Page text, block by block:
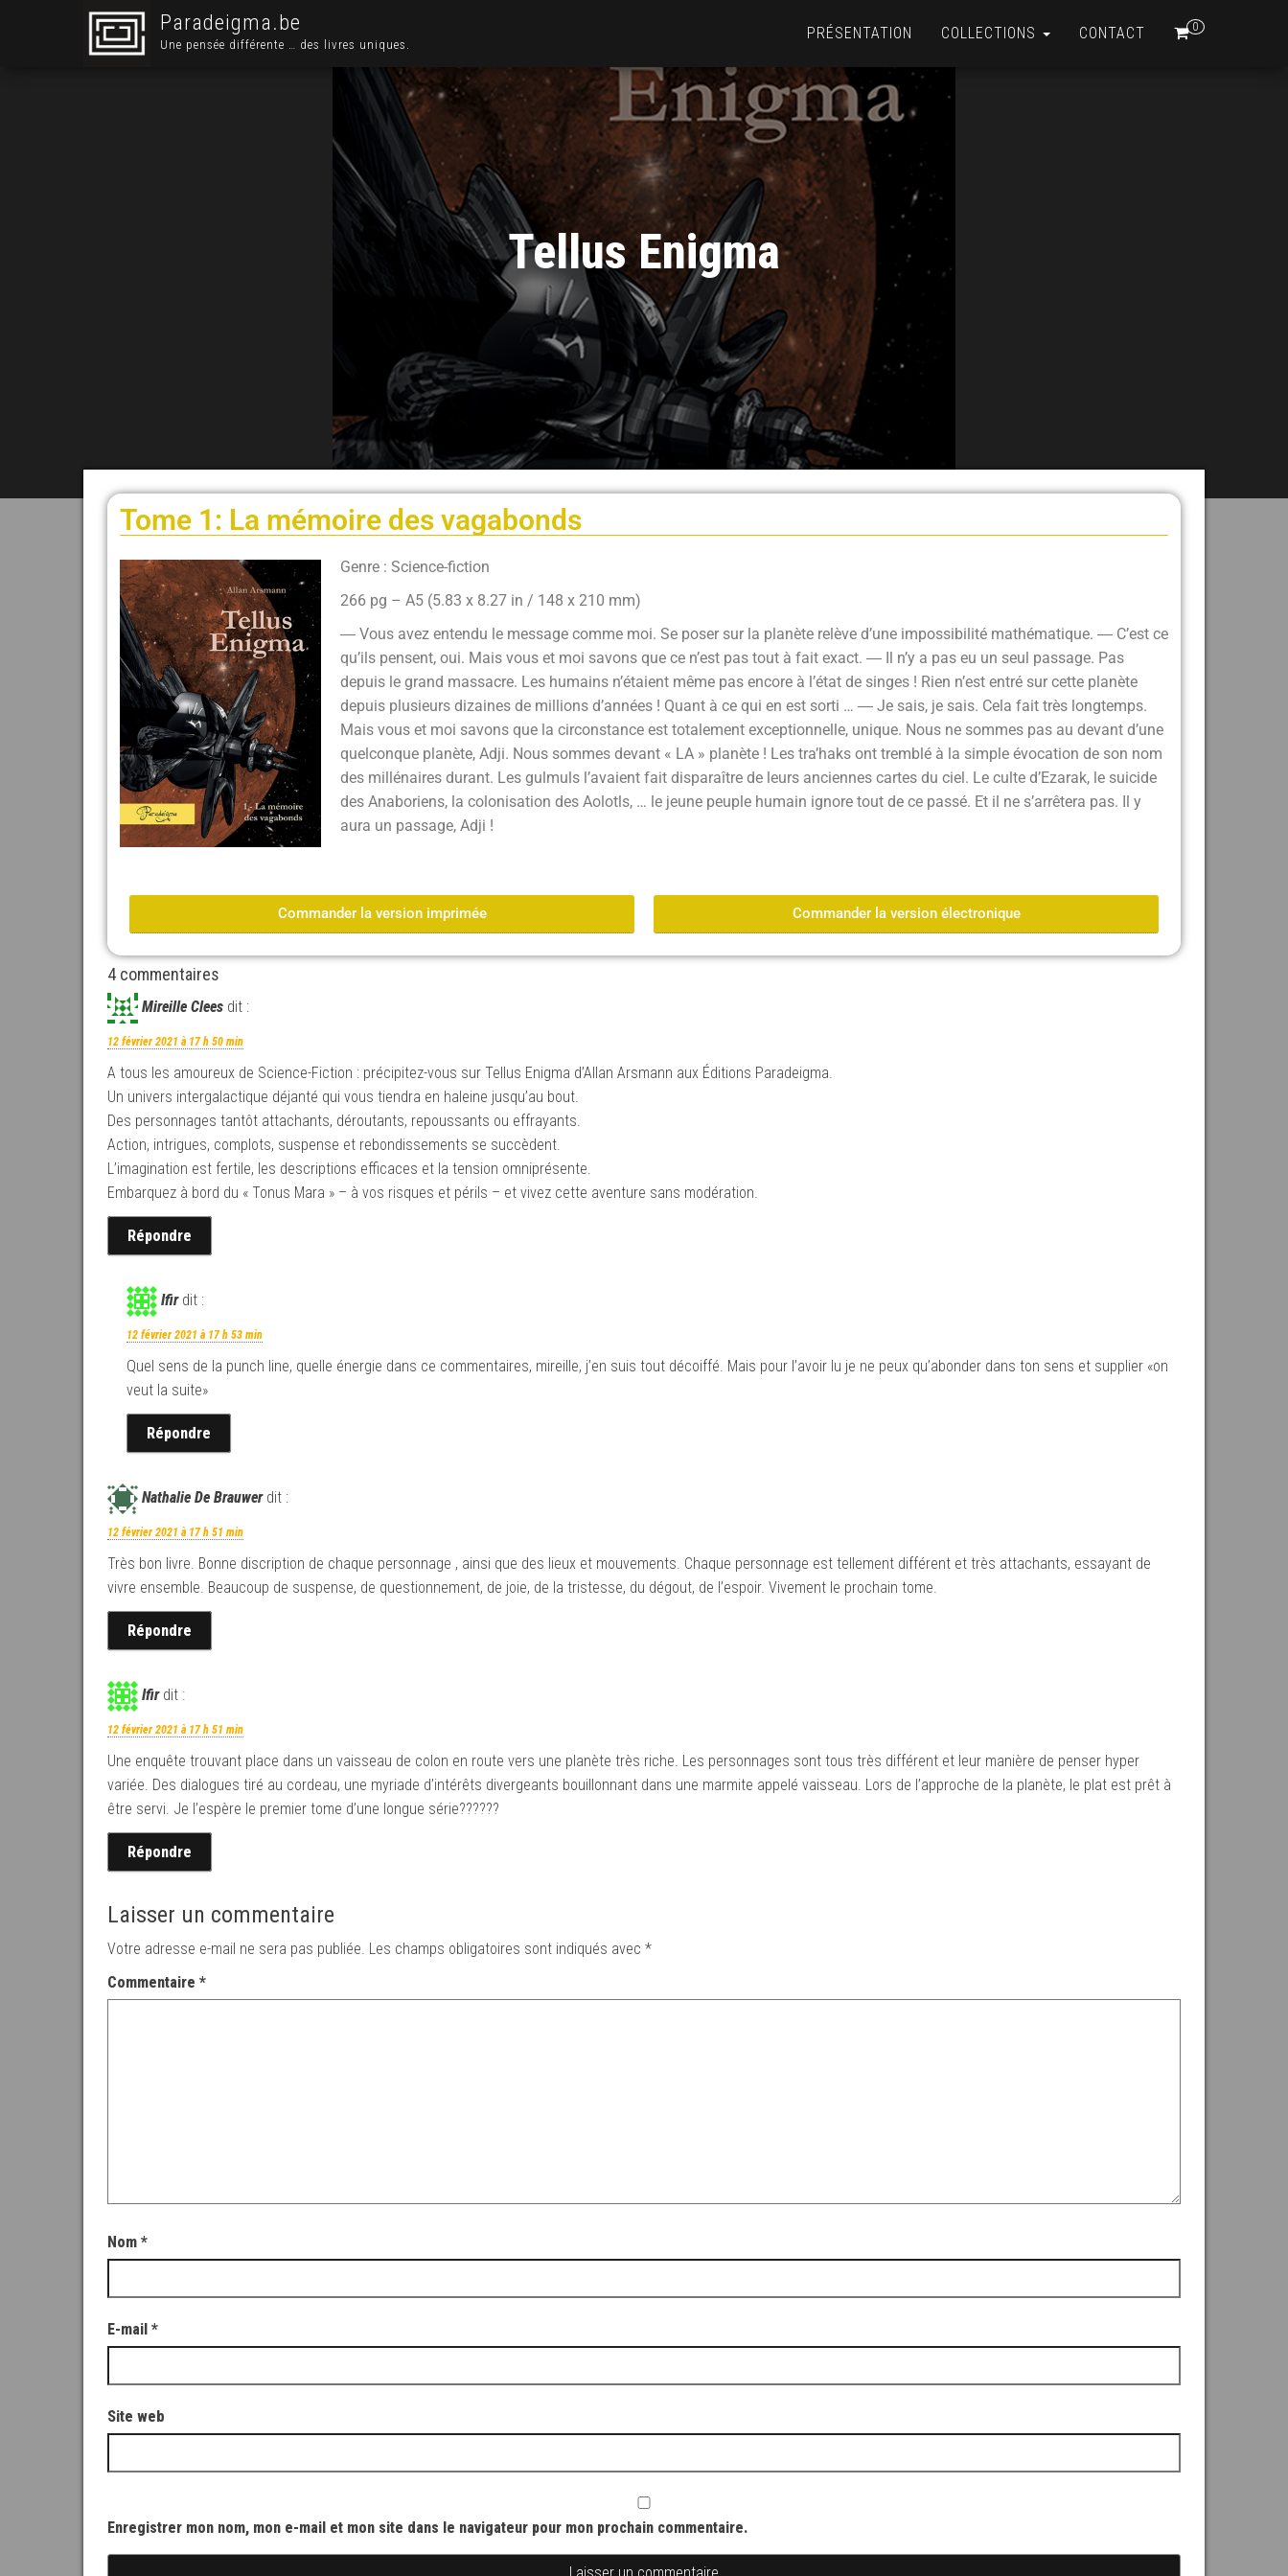
Paradeigma.be
Une pensée différente … des livres uniques.
0
PRÉSENTATION COLLECTIONS CONTACT
Tellus Enigma
Tome 1: La mémoire des vagabonds
Genre : Science-fiction
266 pg – A5 (5.83 x 8.27 in / 148 x 210 mm)
― Vous avez entendu le message comme moi. Se poser sur la planète relève d’une impossibilité mathématique. ― C’est ce
qu’ils pensent, oui. Mais vous et moi savons que ce n’est pas tout à fait exact. ― Il n’y a pas eu un seul passage. Pas
depuis le grand massacre. Les humains n’étaient même pas encore à l’état de singes ! Rien n’est entré sur cette planète
depuis plusieurs dizaines de millions d’années ! Quant à ce qui en est sorti … ― Je sais, je sais. Cela fait très longtemps.
Mais vous et moi savons que la circonstance est totalement exceptionnelle, unique. Nous ne sommes pas au devant d’une
quelconque planète, Adji. Nous sommes devant « LA » planète ! Les tra’haks ont tremblé à la simple évocation de son nom
des millénaires durant. Les gulmuls l’avaient fait disparaître de leurs anciennes cartes du ciel. Le culte d’Ezarak, le suicide
des Anaboriens, la colonisation des Aolotls, … le jeune peuple humain ignore tout de ce passé. Et il ne s’arrêtera pas. Il y
aura un passage, Adji !
Commander la version imprimée Commander la version électronique
4 commentaires
Mireille Clees dit :
12 février 2021 à 17 h 50 min
A tous les amoureux de Science-Fiction : précipitez-vous sur Tellus Enigma d’Allan Arsmann aux Éditions Paradeigma.
Un univers intergalactique déjanté qui vous tiendra en haleine jusqu’au bout.
Des personnages tantôt attachants, déroutants, repoussants ou effrayants.
Action, intrigues, complots, suspense et rebondissements se succèdent.
L’imagination est fertile, les descriptions efficaces et la tension omniprésente.
Embarquez à bord du « Tonus Mara » – à vos risques et périls – et vivez cette aventure sans modération.
Répondre
Ifir dit :
12 février 2021 à 17 h 53 min
Quel sens de la punch line, quelle énergie dans ce commentaires, mireille, j’en suis tout décoiffé. Mais pour l’avoir lu je ne peux qu’abonder dans ton sens et supplier «on
veut la suite»
Répondre
Nathalie De Brauwer dit :
12 février 2021 à 17 h 51 min
Très bon livre. Bonne discription de chaque personnage , ainsi que des lieux et mouvements. Chaque personnage est tellement différent et très attachants, essayant de
vivre ensemble. Beaucoup de suspense, de questionnement, de joie, de la tristesse, du dégout, de l’espoir. Vivement le prochain tome.
Répondre
Ifir dit :
12 février 2021 à 17 h 51 min
Une enquête trouvant place dans un vaisseau de colon en route vers une planète très riche. Les personnages sont tous très différent et leur manière de penser hyper
variée. Des dialogues tiré au cordeau, une myriade d’intérêts divergeants bouillonnant dans une marmite appelé vaisseau. Lors de l’approche de la planète, le plat est prêt à
être servi. Je l’espère le premier tome d’une longue série??????
Répondre
Laisser un commentaire
Votre adresse e-mail ne sera pas publiée. Les champs obligatoires sont indiqués avec *
Commentaire *
Nom *
E-mail *
Site web
Enregistrer mon nom, mon e-mail et mon site dans le navigateur pour mon prochain commentaire.